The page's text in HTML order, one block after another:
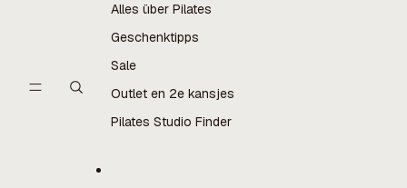
Alles über Pilates
Geschenktipps
Sale
Outlet en 2e kansjes
Pilates Studio Finder